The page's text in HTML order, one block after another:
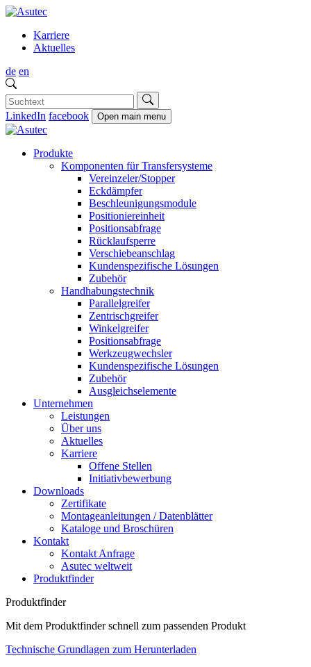
Karriere
Aktuelles
de en
LinkedIn facebook Open main menu
Produkte
Komponenten für Transfersysteme
Vereinzeler/Stopper
Eckdämpfer
Beschleunigungsmodule
Positioniereinheit
Positionsabfrage
Rücklaufsperre
Verschiebeanschlag
Kundenspezifische Lösungen
Zubehör
Handhabungstechnik
Parallelgreifer
Zentrischgreifer
Winkelgreifer
Positionsabfrage
Werkzeugwechsler
Kundenspezifische Lösungen
Zubehör
Ausgleichselemente
Unternehmen
Leistungen
Über uns
Aktuelles
Karriere
Offene Stellen
Initiativbewerbung
Downloads
Zertifikate
Montageanleitungen / Datenblätter
Kataloge und Broschüren
Kontakt
Kontakt Anfrage
Asutec weltweit
Produktfinder
Produktfinder
Mit dem Produktfinder schnell zum passenden Produkt
Technische Grundlagen zum Herunterladen